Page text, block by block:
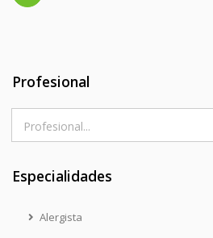
Profesional
Especialidades
Alergista